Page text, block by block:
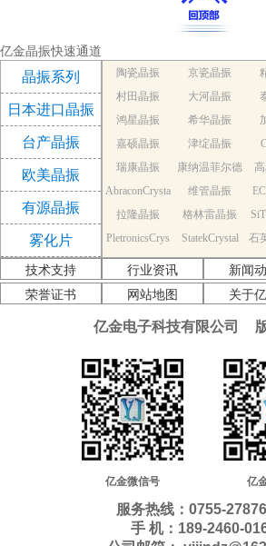
亿金晶振快速通道
晶振系列
日本进口晶振
台产晶振
欧美晶振
有源晶振
雾化片
陶瓷晶振 京瓷晶振
村田晶振
大河晶振
鸿星晶振
希华晶振
嘉硕晶振 津绽晶振
瑞康晶振
康纳温菲尔德
晶振
AbraconCrysta
l晶振
维管晶振
拉隆晶振
格林雷晶振
PletronicsCrys
tal晶振
StatekCrystal
晶振
石
KDS Quartz cr
ystal
NDK Quartz c
rystal
AEL晶振
Cardinal晶振
振
KVG晶振
MMDCOMP
QuartzCom晶
振
QuartzChnik
WI2WI晶振
富士晶振
韩国三呢晶振
ITTI晶振
Lihom晶振
rubyquartz晶
SHINSUNG
晶振
SMI晶振
C-TECH晶振
NIC晶振
QVS晶振
技术支持 行业资讯 新闻
荣誉证书
网站地图 关于
亿金电子科技有限公司
亿金微信号 亿
服务热线：0755-
手 机：189-2460-